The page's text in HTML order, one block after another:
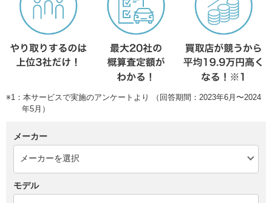
※1：本サービスで実施のアンケートより （回答期間：2023年6月〜2024
年5月）
メーカー
モデル